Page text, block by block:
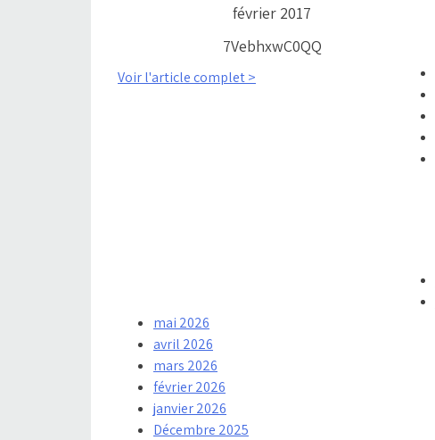
février 2017
7VebhxwC0QQ
Voir l'article complet >
mai 2026
avril 2026
mars 2026
février 2026
janvier 2026
Décembre 2025